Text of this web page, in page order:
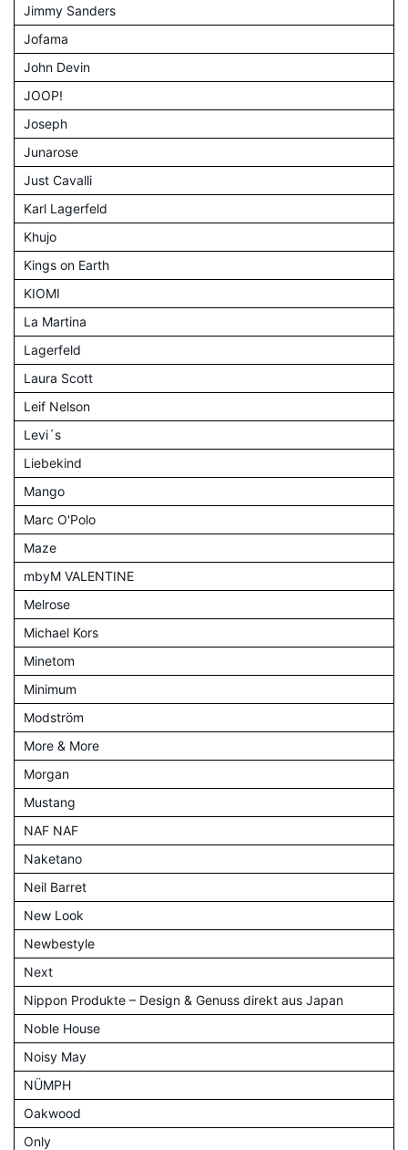
Jimmy Sanders
Jofama
John Devin
JOOP!
Joseph
Junarose
Just Cavalli
Karl Lagerfeld
Khujo
Kings on Earth
KIOMI
La Martina
Lagerfeld
Laura Scott
Leif Nelson
Levi´s
Liebekind
Mango
Marc O'Polo
Maze
mbyM VALENTINE
Melrose
Michael Kors
Minetom
Minimum
Modström
More & More
Morgan
Mustang
NAF NAF
Naketano
Neil Barret
New Look
Newbestyle
Next
Nippon Produkte – Design & Genuss direkt aus Japan
Noble House
Noisy May
NÜMPH
Oakwood
Only